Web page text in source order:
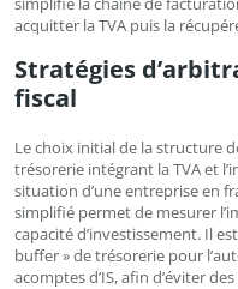
acquitter la TVA puis la
Stratégies
fiscal
Le choix initial de la structure
trésorerie intégrant la TVA et
situation d’une entreprise en
simplifié permet de mesurer
capacité d’investissement. Il
buffer » de trésorerie pour
acomptes d’IS, afin d’éviter